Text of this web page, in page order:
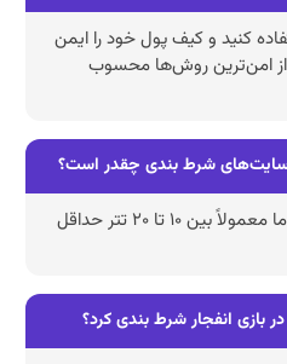
کنید و کیف پول خود را ایمن
نگه دارید، شرط بندی با USDT از امن‌ترین روش‌ها محسوب
سایت‌های شرط بندی چقدر است؟
بسته به سایت متفاوت است، اما معمولاً بین ۱۰ تا ۲۰ تتر حداقل
در بازی انفجار شرط بندی کرد؟